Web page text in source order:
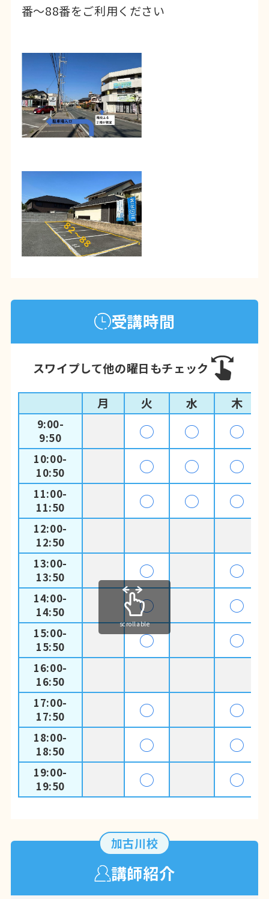
番〜88番をご利用ください
受講時間
スワイプして他の曜日もチェック
月 火 水 木
9:00-
9:50
◯ ◯ ◯
10:00-
10:50
◯ ◯ ◯
11:00-
11:50
◯ ◯ ◯
12:00-
12:50
13:00-
13:50
◯ ◯
14:00-
14:50
◯ ◯
15:00-
15:50
◯ ◯
16:00-
16:50
17:00-
17:50
◯ ◯
18:00-
18:50
◯ ◯
19:00-
19:50
◯ ◯
scrollable
加古川校
講師紹介